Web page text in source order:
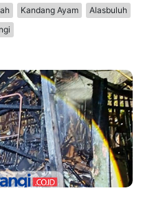
Kandang Ayam
Alasbuluh